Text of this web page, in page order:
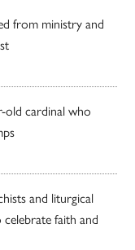
from ministry and
old cardinal who
and liturgical
faith and